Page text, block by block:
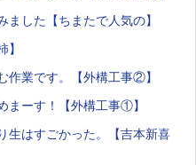
した【ちまたで人気の】
作業です。【外構工事②】
まーす！【外構工事①】
生はすごかった。【吉本新喜